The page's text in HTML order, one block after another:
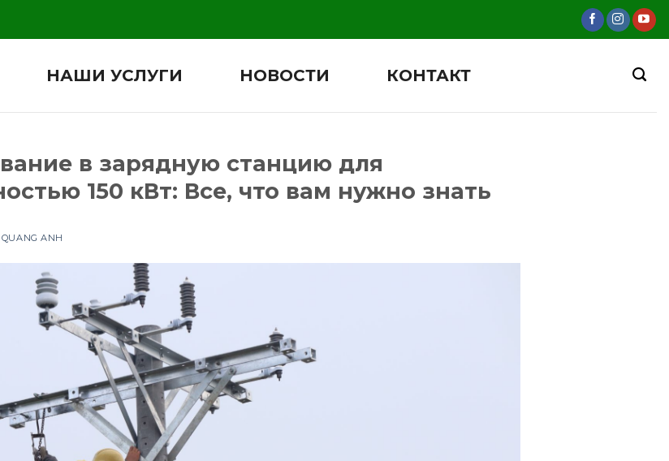
НАШИ УСЛУГИ НОВОСТИ КОНТАКТ
в зарядную станцию для
150 кВт: Все, что вам нужно знать
ANH